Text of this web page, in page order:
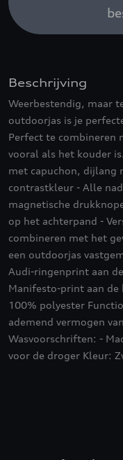
Beschrijving
Weerbestendig, maar
outdoorjas is je
Perfect te combineren
vooral als het kouder
met capuchon, dijlang
contrastkleur - Alle
magnetische
op het achterpand -
combineren met het
een outdoorjas
Audi-ringenprint aan
Manifesto-print aan de
100% polyester
ademend vermogen
Wasvoorschriften: -
voor de droger Kleur: